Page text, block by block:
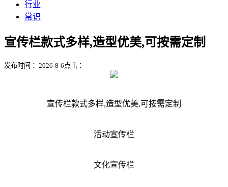
行业
常识
宣传栏款式多样,造型优美,可按需定制
发布时间 ：2026-8-6 点击 ：
宣传栏款式多样,造型优美,可按需定制
活动宣传栏
文化宣传栏